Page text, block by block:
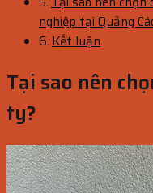
nghiệp tại Quảng
Kết luận
Tại sao nên
ty?